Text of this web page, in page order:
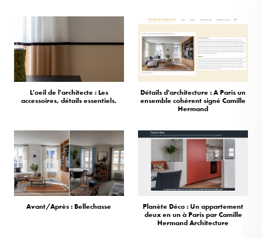
L'oeil de l'architecte : Les
accessoires, détails essentiels.
Détails d'architecture : A Paris un
ensemble cohérent signé Camille
Hermand
Avant/Après : Bellechasse
Planète Déco : Un appartement
deux en un à Paris par Camille
Hermand Architecture